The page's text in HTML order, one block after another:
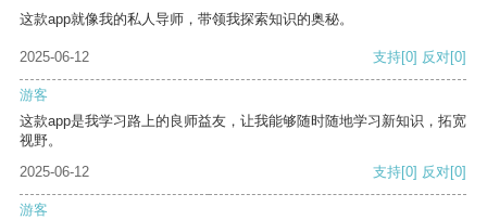
这款app就像我的私人导师，带领我探索知识的奥秘。
2025-06-12 支持[0] 反对[0]
游客
这款app是我学习路上的良师益友，让我能够随时随地学习新知识，拓宽
视野。
2025-06-12
支持[0] 反对[0]
游客